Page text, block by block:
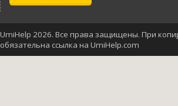
UmiHelp 2026. Все права защищены. При
обязательна ссылка на UmiHelp.com